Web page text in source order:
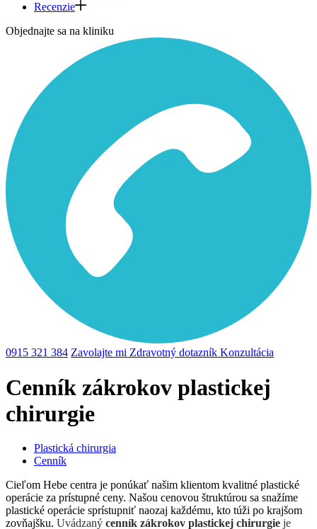
Recenzie
Objednajte sa na kliniku
0915 321 384 Zavolajte mi Zdravotný dotazník Konzultácia
Cenník zákrokov plastickej
chirurgie
Plastická chirurgia
Cenník
Cieľom Hebe centra je ponúkať našim klientom kvalitné plastické
operácie za prístupné ceny. Našou cenovou štruktúrou sa snažíme
plastické operácie sprístupniť naozaj každému, kto túži po krajšom
zovňajšku. Uvádzaný cenník zákrokov plastickej chirurgie je